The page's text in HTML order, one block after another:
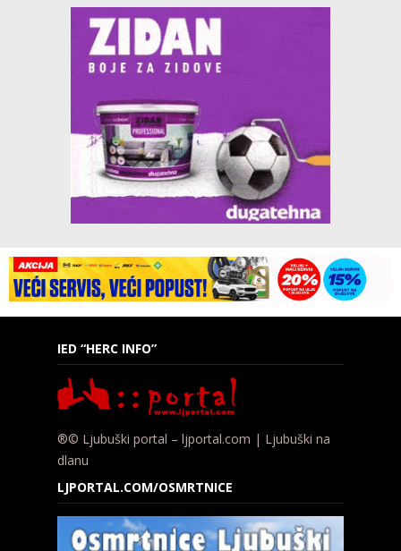
IED “HERC INFO”
®© Ljubuški portal – ljportal.com | Ljubuški na
dlanu
LJPORTAL.COM/OSMRTNICE